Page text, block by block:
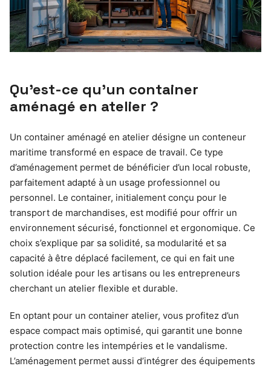
Qu’est-ce qu’un container
aménagé en atelier ?
Un container aménagé en atelier désigne un conteneur
maritime transformé en espace de travail. Ce type
d’aménagement permet de bénéficier d’un local robuste,
parfaitement adapté à un usage professionnel ou
personnel. Le container, initialement conçu pour le
transport de marchandises, est modifié pour offrir un
environnement sécurisé, fonctionnel et ergonomique. Ce
choix s’explique par sa solidité, sa modularité et sa
capacité à être déplacé facilement, ce qui en fait une
solution idéale pour les artisans ou les entrepreneurs
cherchant un atelier flexible et durable.
En optant pour un container atelier, vous profitez d’un
espace compact mais optimisé, qui garantit une bonne
protection contre les intempéries et le vandalisme.
L’aménagement permet aussi d’intégrer des équipements